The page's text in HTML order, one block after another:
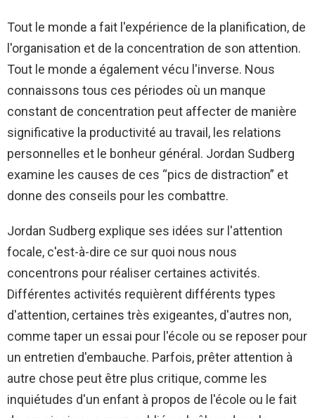
Tout le monde a fait l'expérience de la planification, de
l'organisation et de la concentration de son attention.
Tout le monde a également vécu l'inverse. Nous
connaissons tous ces périodes où un manque
constant de concentration peut affecter de manière
significative la productivité au travail, les relations
personnelles et le bonheur général. Jordan Sudberg
examine les causes de ces “pics de distraction” et
donne des conseils pour les combattre.
Jordan Sudberg explique ses idées sur l'attention
focale, c'est-à-dire ce sur quoi nous nous
concentrons pour réaliser certaines activités.
Différentes activités requièrent différents types
d'attention, certaines très exigeantes, d'autres non,
comme taper un essai pour l'école ou se reposer pour
un entretien d'embauche. Parfois, prêter attention à
autre chose peut être plus critique, comme les
inquiétudes d'un enfant à propos de l'école ou le fait